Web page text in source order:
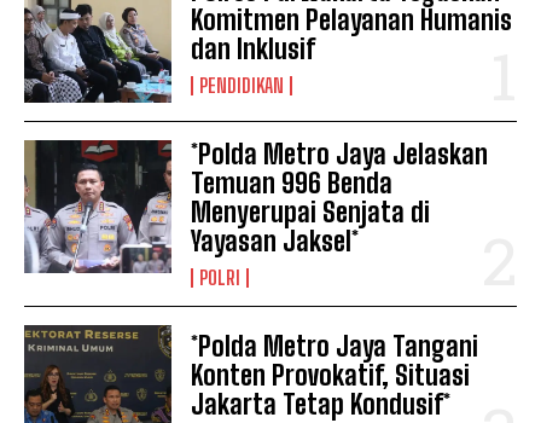
Komitmen Pelayanan Humanis
dan Inklusif
PENDIDIKAN
*Polda Metro Jaya Jelaskan
Temuan 996 Benda
Menyerupai Senjata di
Yayasan Jaksel*
POLRI
*Polda Metro Jaya Tangani
Konten Provokatif, Situasi
Jakarta Tetap Kondusif*